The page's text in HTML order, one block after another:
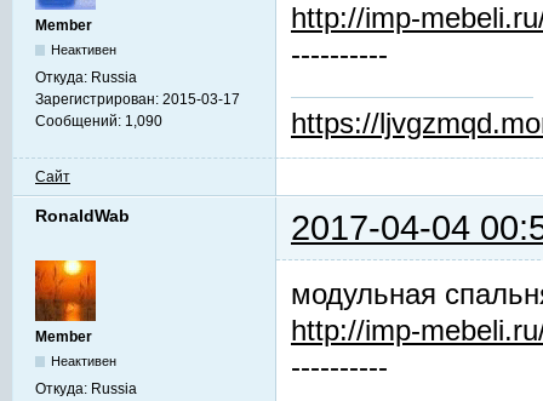
Member
Неактивен
Откуда: Russia
Зарегистрирован: 2015-03-17
Сообщений: 1,090
http://imp-
----------
https://
Сайт
RonaldWab 2017-04-04
Member
Неактивен
Откуда: Russia
модульная
http://imp-
----------